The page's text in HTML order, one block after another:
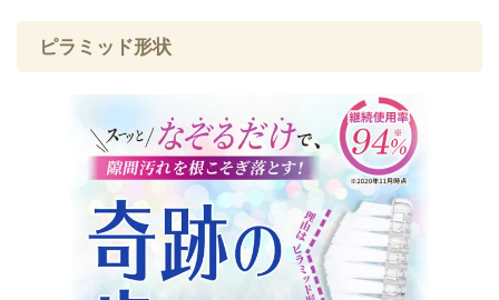
ピラミッド形状